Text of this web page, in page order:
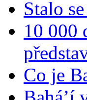
Stalo
10 000
Co je